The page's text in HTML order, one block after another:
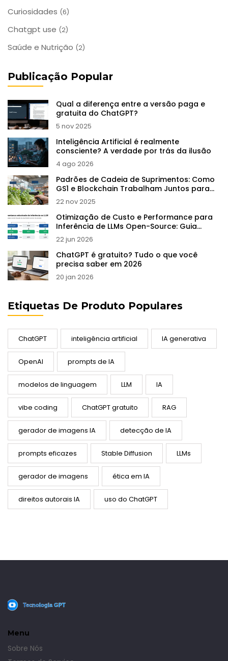
Curiosidades (6)
Chatgpt use (2)
Saúde e Nutrição (2)
Publicação Popular
Qual a diferença entre a versão paga e
gratuita do ChatGPT?
5 nov 2025
Inteligência Artificial é realmente
consciente? A verdade por trás da ilusão
4 ago 2026
Padrões de Cadeia de Suprimentos: Como
GS1 e Blockchain Trabalham Juntos para
Rastreabilidade
22 nov 2025
Otimização de Custo e Performance para
Inferência de LLMs Open-Source: Guia
Prático
22 jun 2026
ChatGPT é gratuito? Tudo o que você
precisa saber em 2026
20 jan 2026
Etiquetas De Produto Populares
ChatGPT inteligência artificial IA generativa
OpenAI prompts de IA
modelos de linguagem LLM IA
vibe coding ChatGPT gratuito RAG
gerador de imagens IA detecção de IA
prompts eficazes Stable Diffusion LLMs
gerador de imagens ética em IA
direitos autorais IA uso do ChatGPT
Menu
Sobre Nós